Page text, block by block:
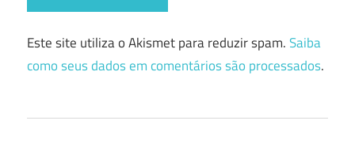
Este site utiliza o Akismet para reduzir spam.Saiba
como seus dados em comentários são processados.